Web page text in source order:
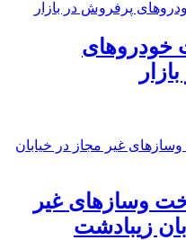
خودرو‌های
وسازهای غیر
زیبادشت